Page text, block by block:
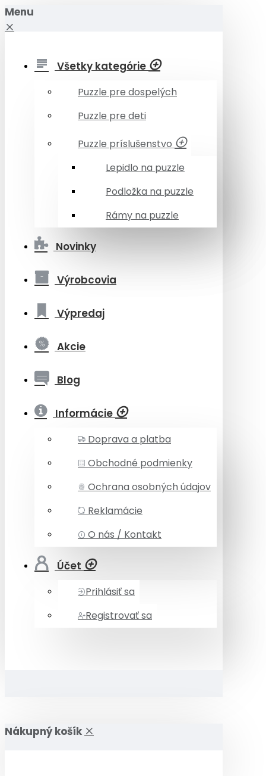
Menu
Všetky kategórie
Puzzle pre dospelých
Puzzle pre deti
Puzzle príslušenstvo
Lepidlo na puzzle
Podložka na puzzle
Rámy na puzzle
Novinky
Výrobcovia
Výpredaj
Akcie
Blog
Informácie
Doprava a platba
Obchodné podmienky
Ochrana osobných údajov
Reklamácie
O nás / Kontakt
Účet
Prihlásiť sa
Registrovať sa
Nákupný košík